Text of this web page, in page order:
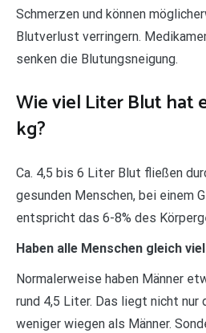
Schmerzen und können
Blutverlust verringern.
senken die Blutungsneigung.
Wie viel Liter Blut hat
kg?
Ca. 4,5 bis 6 Liter Blut fließen
gesunden Menschen, bei einem
entspricht das 6-8% des
Haben alle Menschen gleich
Normalerweise haben Männer
rund 4,5 Liter. Das liegt nicht nur
weniger wiegen als Männer.